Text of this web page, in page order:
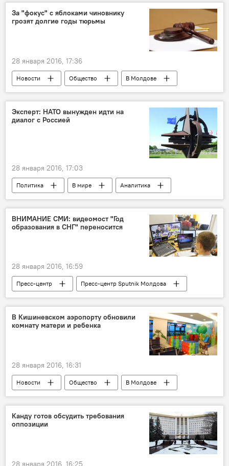
ставка рефинансирования
Национальный банк Молдовы
За "фокус" с яблоками чиновнику
грозят долгие годы тюрьмы
28 января 2016, 17:36
Новости Общество
В Молдове
Республика Молдова
Александру Чобану
Национальное агентство продовольственной безопасности
НАПБ
домашний арест
Эксперт: НАТО вынужден идти на
диалог с Россией
28 января 2016, 17:03
Политика В мире Аналитика
ВНИМАНИЕ СМИ: видеомост "Год
образования в СНГ" переносится
28 января 2016, 16:59
Пресс-центр
Пресс-центр Sputnik Молдова
Видео из пресс-центра
В Кишиневском аэропорту обновили
комнату матери и ребенка
28 января 2016, 16:31
Новости Общество
В Молдове
Республика Молдова
"AVIA INVEST"
Международный аэропорт Кишинева
Канду готов обсудить требования
оппозиции
28 января 2016, 16:25